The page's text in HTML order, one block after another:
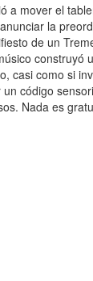
a mover el
la
de un
construyó
casi como si
código
Nada es